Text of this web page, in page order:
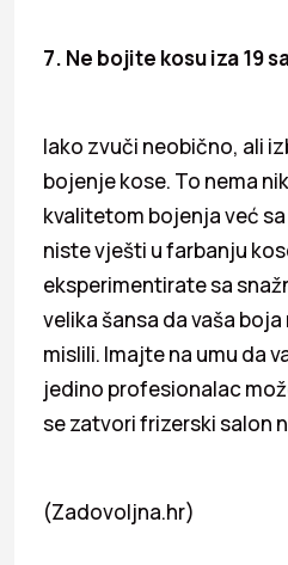
7. Ne bojite kosu iza 19
Iako zvuči neobično, ali
bojenje kose. To nema
kvalitetom bojenja već
niste vješti u farbanju
eksperimentirate sa
velika šansa da vaša
mislili. Imajte na umu da
jedino profesionalac
se zatvori frizerski salon
(Zadovoljna.hr)